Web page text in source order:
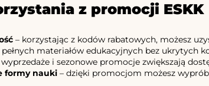
z promocji ESKK
– korzystając z kodów rabatowych, możesz
materiałów edukacyjnych bez ukrytych
i sezonowe promocje zwiększają
formy nauki – dzięki promocjom możesz